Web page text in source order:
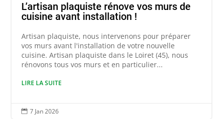
L’artisan plaquiste rénove vos murs de
cuisine avant installation !
Artisan plaquiste, nous intervenons pour préparer
vos murs avant l'installation de votre nouvelle
cuisine. Artisan plaquiste dans le Loiret (45), nous
rénovons tous vos murs et en particulier...
LIRE LA SUITE
 7 Jan 2026